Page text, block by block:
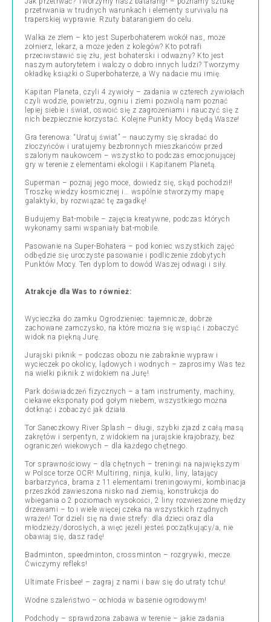
przetrwania w trudnych warunkach i elementy survivalu na
traperskiej wyprawie. Rzuty batarangiem do celu.
Walka ze złem – kto jest Superbohaterem wokół nas, może
żołnierz, lekarz, a może jeden z kolegów? Kto potrafi
przeciwstawić się złu, jest bohaterski i odważny? Kto jest
naszym autorytetem i walczy o dobro innych ludzi? Tworzymy
okładkę książki o Superbohaterze, a Wy nadacie mu imię.
Kapitan Planeta, czyli 4 żywioły – zadania w czterech żywiołach
czyli wodzie, powietrzu, ogniu i ziemi pozwolą nam poznać
lepiej siebie i świat, oswoić się z zagrożeniami i nauczyć się z
nich bezpiecznie korzystać. Kolejne Punkty Mocy będą Wasze!
Gra terenowa: “Uratuj świat” – nauczymy się skradać do
złoczyńców i uratujemy bezbronnych mieszkańców przed
szalonym naukowcem – wszystko to podczas emocjonującej
gry w terenie z elementami ekologii i Kapitanem Planetą.
Superman – poznaj jego moce, dowiedz się, skąd pochodził!
Troszkę wiedzy kosmicznej i… wspólnie stworzymy mapę
galaktyki, by rozwiązać tę zagadkę!
Budujemy Bat-mobile – zajęcia kreatywne, podczas których
wykonamy sami wspaniały bat-mobile.
Pasowanie na Super-Bohatera – pod koniec wszystkich zajęć
odbędzie się uroczyste pasowanie i podliczenie zdobytych
Punktów Mocy. Ten dyplom to dowód Waszej odwagi i siły.
Atrakcje dla Was to również:
Wycieczka do zamku Ogrodzieniec: tajemnicze, dobrze
zachowane zamczysko, na które można się wspiąć i zobaczyć
widok na piękną Jurę.
Jurajski piknik – podczas obozu nie zabraknie wypraw i
wycieczek po okolicy, lądowych i wodnych – zaprosimy Was też
na wielki piknik z widokiem na Jurę!
Park doświadczeń fizycznych – a tam instrumenty, machiny,
ciekawe eksponaty pod gołym niebem, wszystkiego można
dotknąć i zobaczyć jak działa.
Tor Saneczkowy River Splash – długi, szybki zjazd z całą masą
zakrętów i serpentyn, z widokiem na jurajskie krajobrazy, bez
ograniczeń wiekowych – dla każdego chętnego.
Tor sprawnościowy – dla chętnych – treningi na największym
w Polsce torze OCR! Multiring, ninja, kulki, liny, latający
barbarzyńca, brama z 11 elementami treningowymi, kombinacja
przeszkód zawieszona nisko nad ziemią, konstrukcja do
wbiegania o 2 poziomach wysokości, 2 liny rozwieszone między
drzewami – to i wiele więcej czeka na wszystkich rządnych
wrażeń! Tor dzieli się na dwie strefy: dla dzieci oraz dla
młodzieży/dorosłych, a więc jeżeli jesteś początkujący/a, nie
obawiaj się, dasz radę!
Badminton, speedminton, crossminton – rozgrywki, mecze.
Ćwiczymy refleks!
Ultimate Frisbee! – zagraj z nami i baw się do utraty tchu!
Wodne szaleństwo – ochłoda w basenie ogrodowym!
Podchody – sprawdzona zabawa w terenie – jakie zadania